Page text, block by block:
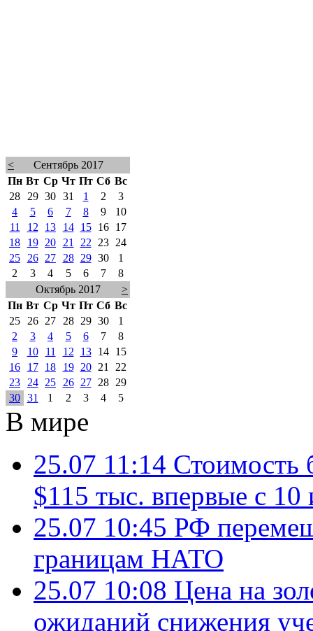
<
Сентябрь 2017
Пн Вт Ср Чт Пт Сб Вс
28
29 30 31 1 2
3
4
5 6 7 8 9
10
11
12 13 14 15 16
17
18
19 20 21 22 23
24
25
26 27 28 29 30
1
2
3 4 5 6 7
8
Октябрь 2017
>
Пн Вт Ср Чт Пт Сб Вс
25
26 27 28 29 30
1
2
3 4 5 6 7
8
9
10 11 12 13 14
15
16
17 18 19 20 21
22
23
24 25 26 27 28
29
30 31 1 2 3 4 5
В мире
25.07 11:14 Стоимость
$115 тыс. впервые с 10
25.07 10:45 РФ
границам НАТО
25.07 10:08 Цена на
ожиданий снижения